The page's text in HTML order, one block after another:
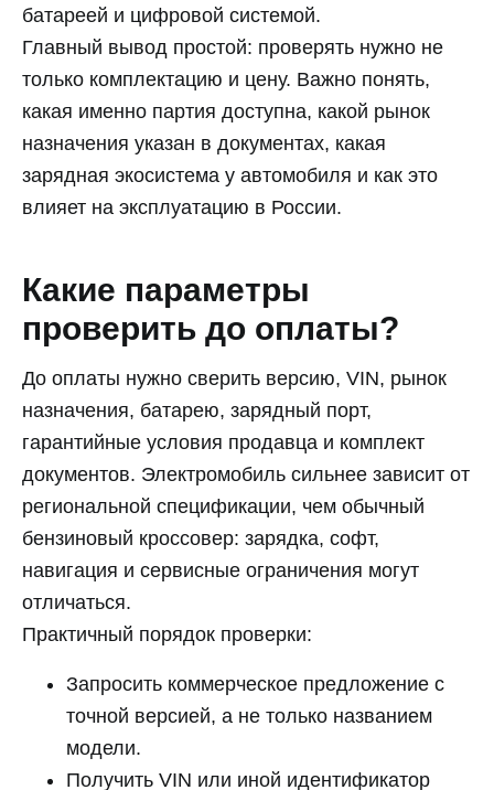
батареей и цифровой системой.
Главный вывод простой: проверять нужно не
только комплектацию и цену. Важно понять,
какая именно партия доступна, какой рынок
назначения указан в документах, какая
зарядная экосистема у автомобиля и как это
влияет на эксплуатацию в России.
Какие параметры
проверить до оплаты?
До оплаты нужно сверить версию, VIN, рынок
назначения, батарею, зарядный порт,
гарантийные условия продавца и комплект
документов. Электромобиль сильнее зависит от
региональной спецификации, чем обычный
бензиновый кроссовер: зарядка, софт,
навигация и сервисные ограничения могут
отличаться.
Практичный порядок проверки:
Запросить коммерческое предложение с
точной версией, а не только названием
модели.
Получить VIN или иной идентификатор